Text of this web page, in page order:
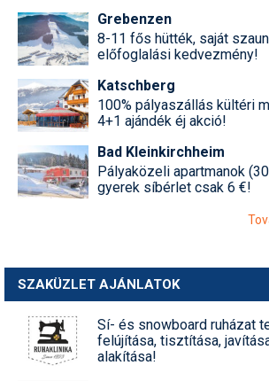
Grebenzen
8-11 fős hütték, saját
előfoglalási kedvezmény!
Katschberg
100% pályaszállás kültéri
4+1 ajándék éj akció!
Bad Kleinkirchheim
Pályaközeli apartmanok
gyerek síbérlet csak 6 €!
SZAKÜZLET AJÁNLATOK
Sí- és snowboard ruházat
felújítása, tisztítása,
alakítása!